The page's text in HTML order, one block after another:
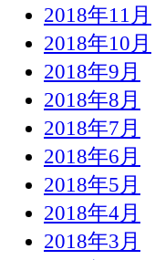
2018年11月
2018年10月
2018年9月
2018年8月
2018年7月
2018年6月
2018年5月
2018年4月
2018年3月